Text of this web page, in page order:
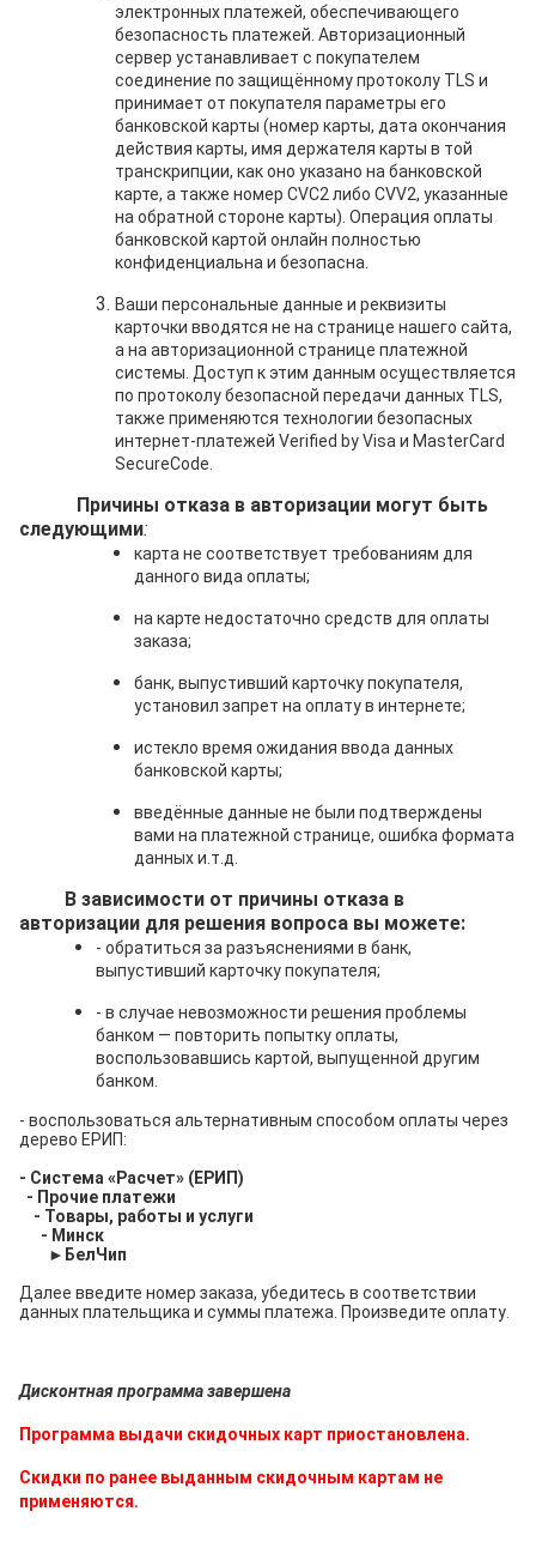
электронных платежей, обеспечивающего
безопасность платежей. Авторизационный
сервер устанавливает с покупателем
соединение по защищённому протоколу TLS и
принимает от покупателя параметры его
банковской карты (номер карты, дата окончания
действия карты, имя держателя карты в той
транскрипции, как оно указано на банковской
карте, а также номер CVC2 либо CVV2, указанные
на обратной стороне карты). Операция оплаты
банковской картой онлайн полностью
конфиденциальна и безопасна.
Ваши персональные данные и реквизиты
карточки вводятся не на странице нашего сайта,
а на авторизационной странице платежной
системы. Доступ к этим данным осуществляется
по протоколу безопасной передачи данных TLS,
также применяются технологии безопасных
интернет-платежей Verified by Visa и MasterCard
SecureСode.
Причины отказа в авторизации могут быть
следующими:
карта не соответствует требованиям для
данного вида оплаты;
на карте недостаточно средств для оплаты
заказа;
банк, выпустивший карточку покупателя,
установил запрет на оплату в интернете;
истекло время ожидания ввода данных
банковской карты;
введённые данные не были подтверждены
вами на платежной странице, ошибка формата
данных и.т.д.
В зависимости от причины отказа в
авторизации для решения вопроса вы можете:
- обратиться за разъяснениями в банк,
выпустивший карточку покупателя;
- в случае невозможности решения проблемы
банком — повторить попытку оплаты,
воспользовавшись картой, выпущенной другим
банком.
- воспользоваться альтернативным способом оплаты через
дерево ЕРИП:
- Система «Расчет» (ЕРИП)
- Прочие платежи
- Товары, работы и услуги
- Минск
►БелЧип
Далее введите номер заказа, убедитесь в соответствии
данных плательщика и суммы платежа. Произведите оплату
Дисконтная программа завершена
Программа выдачи скидочных карт приостановлена.
Скидки по ранее выданным скидочным картам не
применяются.